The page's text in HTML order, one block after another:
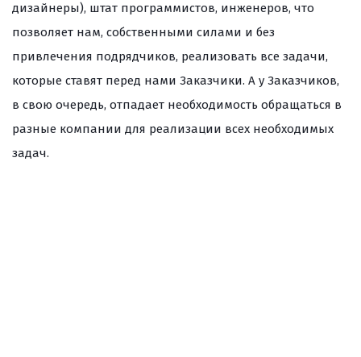
дизайнеры), штат программистов, инженеров, что
позволяет нам, собственными силами и без
привлечения подрядчиков, реализовать все задачи,
которые ставят перед нами Заказчики. А у Заказчиков,
в свою очередь, отпадает необходимость обращаться в
разные компании для реализации всех необходимых
задач.